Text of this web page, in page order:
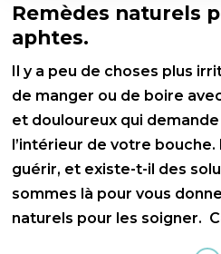
Remèdes naturels
aphtes.
Il y a peu de choses plus
de manger ou de boire
et douloureux qui
l’intérieur de votre
guérir, et existe-t-il des
sommes là pour vous
naturels pour les soigner.